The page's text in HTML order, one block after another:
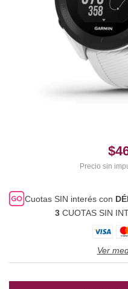
Precio sin
Cuotas SIN interés con
3CUOTAS SIN
Ver